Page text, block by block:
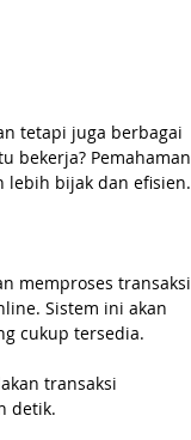
tetapi juga berbagai
bekerja? Pemahaman
lebih bijak dan efisien.
memproses transaksi
Sistem ini akan
cukup tersedia.
transaksi
detik.